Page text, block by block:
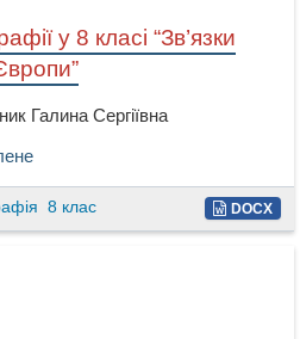
у 8 класі “Зв’язки
Галина Сергіївна
8 клас DOCX